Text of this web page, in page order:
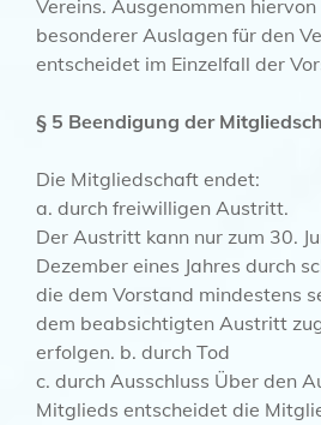
Vereins. Ausgenommen
besonderer Auslagen für den
entscheidet im Einzelfall der
§ 5 Beendigung der
Die Mitgliedschaft endet:
a. durch freiwilligen Austritt.
Der Austritt kann nur zum 30.
Dezember eines Jahres durch
die dem Vorstand mindestens
dem beabsichtigten Austritt
erfolgen. b. durch Tod
c. durch Ausschluss Über den
Mitglieds entscheidet die